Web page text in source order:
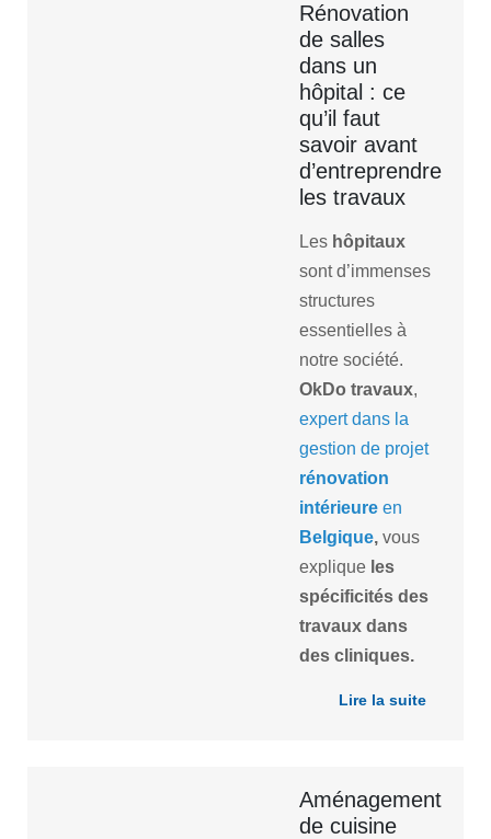
Rénovation
de salles
dans un
hôpital : ce
qu’il faut
savoir avant
d’entreprendre
les travaux
Les hôpitaux
sont d’immenses
structures
essentielles à
notre société.
OkDo travaux,
expert dans la
gestion de projet
rénovation
intérieure en
Belgique, vous
explique les
spécificités des
travaux dans
des cliniques.
Lire la suite
Aménagement
de cuisine